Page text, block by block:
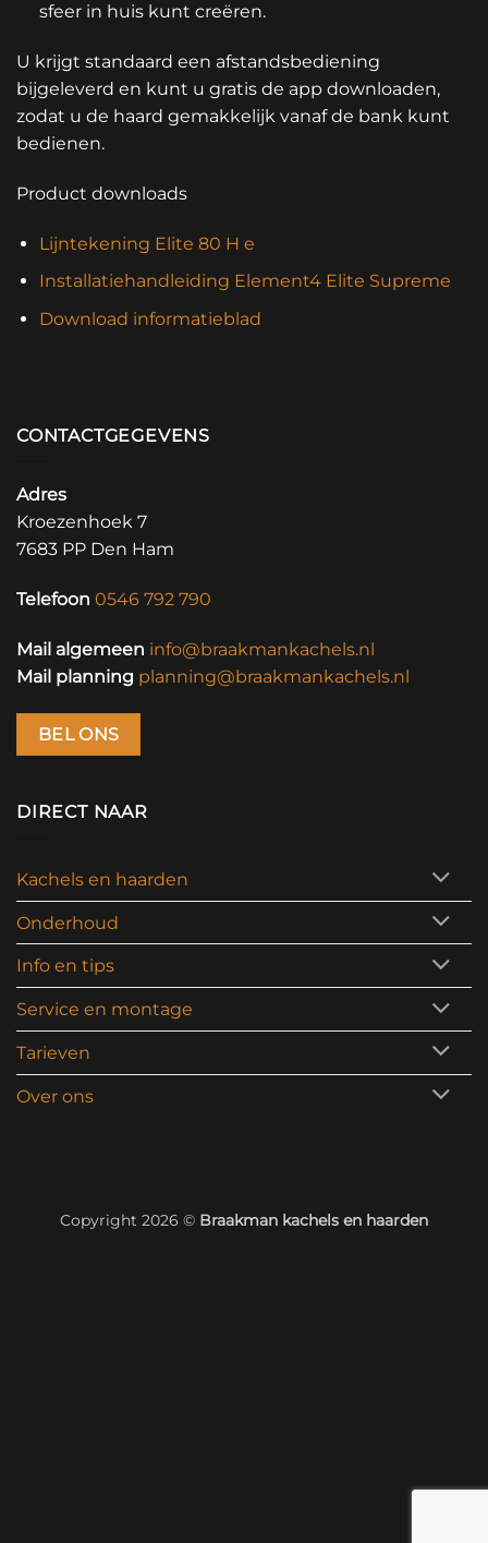
sfeer in huis kunt creëren.
U krijgt standaard een afstandsbediening
bijgeleverd en kunt u gratis de app downloaden,
zodat u de haard gemakkelijk vanaf de bank kunt
bedienen.
Product downloads
Lijntekening Elite 80 H e
Installatiehandleiding Element4 Elite Supreme
Download informatieblad
CONTACTGEGEVENS
Adres
Kroezenhoek 7
7683 PP Den Ham
Telefoon 0546 792 790
Mail algemeen info@braakmankachels.nl
Mail planning planning@braakmankachels.nl
BEL ONS
DIRECT NAAR
Kachels en haarden
Onderhoud
Info en tips
Service en montage
Tarieven
Over ons
Copyright 2026 © Braakman kachels en haarden